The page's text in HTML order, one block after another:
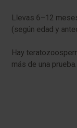
Llevas 6–12
(según edad y
Hay
más de una prueba.